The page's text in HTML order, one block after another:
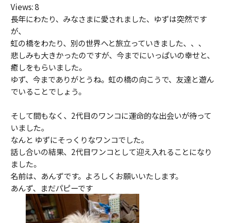
Views: 8
長年にわたり、みなさまに愛されました、ゆずは突然です
が、
虹の橋をわたり、別の世界へと旅立っていきました、、、
悲しみも大きかったのですが、今までにいっぱいの幸せと、
癒しをもらいました。
ゆず、今までありがとうね。虹の橋の向こうで、友達と遊ん
でいることでしょう。
そして間もなく、2代目のワンコに運命的な出会いが待って
いました。
なんと ゆずにそっくりなワンコでした。
話し合いの結果、2代目ワンコとして迎え入れることになり
ました。
名前は、あんずです。よろしくお願いいたします。
あんず、まだパピーです